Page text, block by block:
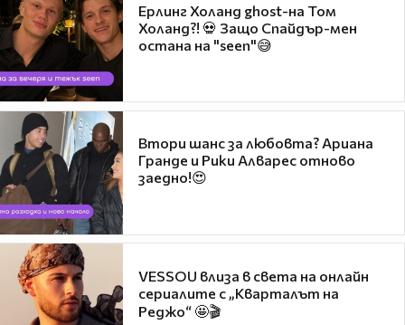
Ерлинг Холанд ghost-на Том
Холанд?! 💀 Защо Спайдър-мен
остана на "seen"😅
Втори шанс за любовта? Ариана
Гранде и Рики Алварес отново
заедно!😍
VESSOU влиза в света на онлайн
сериалите с „Кварталът на
Реджо“ 🤩🎬